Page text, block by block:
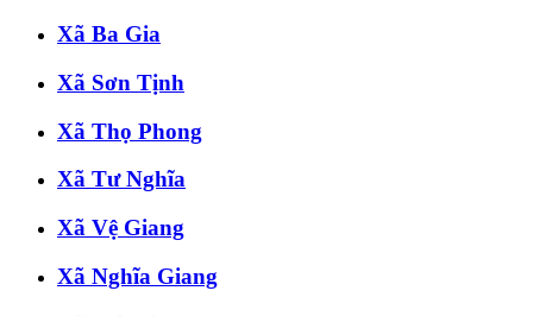
Xã Ba Gia
Xã Sơn Tịnh
Xã Thọ Phong
Xã Tư Nghĩa
Xã Vệ Giang
Xã Nghĩa Giang